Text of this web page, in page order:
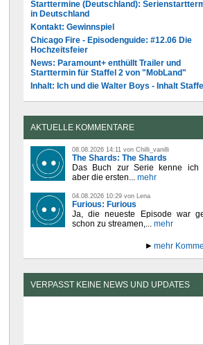
Starttermine (Deutschland):
in Deutschland
Kontakt: Gewinnspiel
Chicago Fire - Episodenguide: #12.06 Die
Hochzeitsfeier
News: Paramount+ enthüllt Trailer und
Starttermin für Staffel 2 von "MobLand"
Inhalt: Ich und die Walter Boys - Inhalt
AKTUELLE KOMMENTARE
08.08.2026 14:11 von Chilli_vanilli
The Shards: The Shards
Das Buch zur Serie kenne ich
aber die ersten... mehr
04.08.2026 10:29 von Lena
Furious: Furious
Ja, die neueste Episode war
schon zu streamen,... mehr
mehr
VERPASST KEINE NEWS UND UPDATES